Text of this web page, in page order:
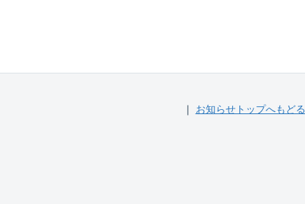
｜ お知らせトップへもどる